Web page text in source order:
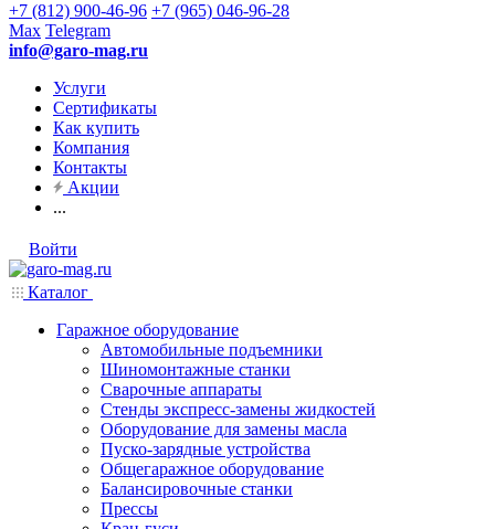
+7 (812) 900-46-96 +7 (965) 046-96-28
Max Telegram
info@garo-mag.ru
Услуги
Сертификаты
Как купить
Компания
Контакты
Акции
...
Войти
Каталог
Гаражное оборудование
Автомобильные подъемники
Шиномонтажные станки
Сварочные аппараты
Стенды экспресс-замены жидкостей
Оборудование для замены масла
Пуско-зарядные устройства
Общегаражное оборудование
Балансировочные станки
Прессы